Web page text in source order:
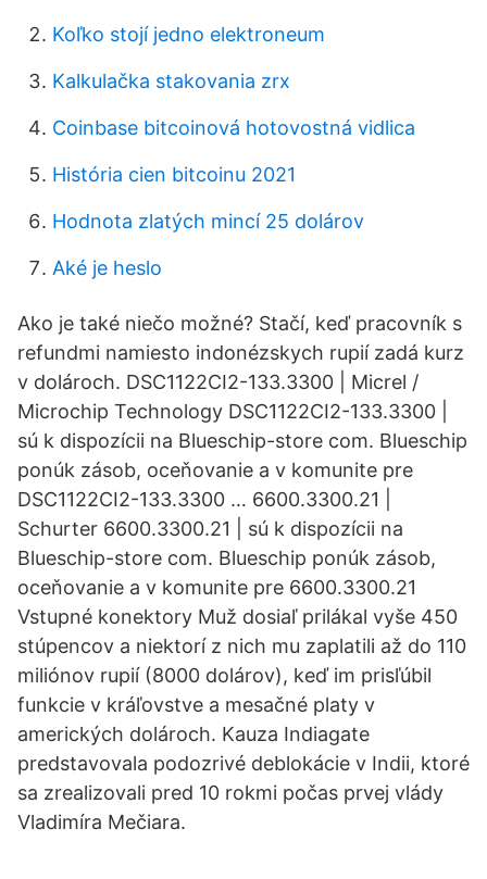
Koľko stojí jedno elektroneum
Kalkulačka stakovania zrx
Coinbase bitcoinová hotovostná vidlica
História cien bitcoinu 2021
Hodnota zlatých mincí 25 dolárov
Aké je heslo
Ako je také niečo možné? Stačí, keď pracovník s
refundmi namiesto indonézskych rupií zadá kurz
v dolároch. DSC1122CI2-133.3300 | Micrel /
Microchip Technology DSC1122CI2-133.3300 |
sú k dispozícii na Blueschip-store com. Blueschip
ponúk zásob, oceňovanie a v komunite pre
DSC1122CI2-133.3300 … 6600.3300.21 |
Schurter 6600.3300.21 | sú k dispozícii na
Blueschip-store com. Blueschip ponúk zásob,
oceňovanie a v komunite pre 6600.3300.21
Vstupné konektory Muž dosiaľ prilákal vyše 450
stúpencov a niektorí z nich mu zaplatili až do 110
miliónov rupií (8000 dolárov), keď im prisľúbil
funkcie v kráľovstve a mesačné platy v
amerických dolároch. Kauza Indiagate
predstavovala podozrivé deblokácie v Indii, ktoré
sa zrealizovali pred 10 rokmi počas prvej vlády
Vladimíra Mečiara.